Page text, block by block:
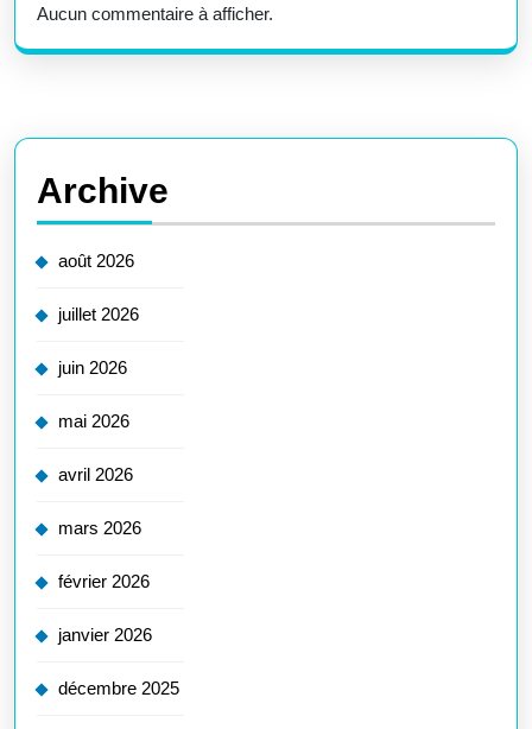
Aucun commentaire à afficher.
Archive
août 2026
juillet 2026
juin 2026
mai 2026
avril 2026
mars 2026
février 2026
janvier 2026
décembre 2025